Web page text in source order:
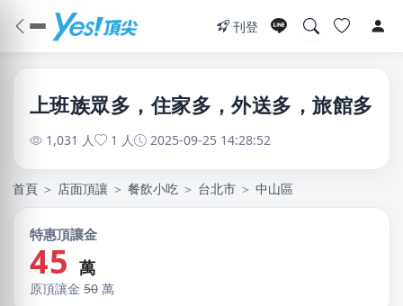
刊登
上班族眾多，住家多，外送多，旅館多
1,031 人 1 人 2025-09-25 14:28:52
首頁 ＞ 店面頂讓 ＞ 餐飲小吃 ＞ 台北市 ＞ 中山區
特惠頂讓金
45 萬
原頂讓金 50 萬